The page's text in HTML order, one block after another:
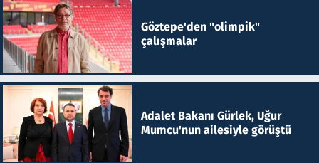
Göztepe'den "olimpik"
çalışmalar
Adalet Bakanı Gürlek, Uğur
Mumcu'nun ailesiyle görüştü